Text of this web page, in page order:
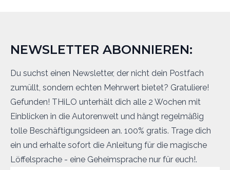
NEWSLETTER ABONNIEREN:
Du suchst einen Newsletter, der nicht dein Postfach
zumüllt, sondern echten Mehrwert bietet? Gratuliere!
Gefunden! THiLO unterhält dich alle 2 Wochen mit
Einblicken in die Autorenwelt und hängt regelmäßig
tolle Beschäftigungsideen an. 100% gratis. Trage dich
ein und erhalte sofort die Anleitung für die magische
Löffelsprache - eine Geheimsprache nur für euch!.